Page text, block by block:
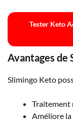
Tester Keto
Avantages de
Slimingo Keto
Traitement
Améliore la